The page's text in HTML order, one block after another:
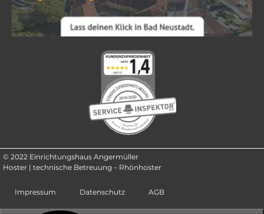
© 2022 Einrichtungshaus Angermüller
Hoster | technische Betreuung – Rhönhoster
Impressum Datenschutz AGB